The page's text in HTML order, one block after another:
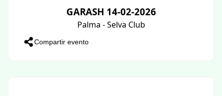
GARASH 14-02-2026
Palma - Selva Club
Compartir evento